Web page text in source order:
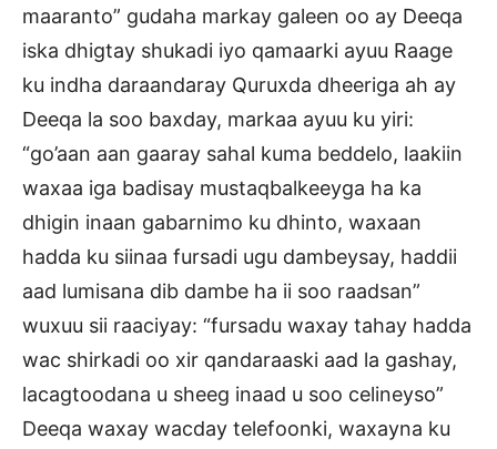
maaranto” gudaha markay galeen oo ay Deeqa
iska dhigtay shukadi iyo qamaarki ayuu Raage
ku indha daraandaray Quruxda dheeriga ah ay
Deeqa la soo baxday, markaa ayuu ku yiri:
“go’aan aan gaaray sahal kuma beddelo, laakiin
waxaa iga badisay mustaqbalkeeyga ha ka
dhigin inaan gabarnimo ku dhinto, waxaan
hadda ku siinaa fursadi ugu dambeysay, haddii
aad lumisana dib dambe ha ii soo raadsan”
wuxuu sii raaciyay: “fursadu waxay tahay hadda
wac shirkadi oo xir qandaraaski aad la gashay,
lacagtoodana u sheeg inaad u soo celineyso”
Deeqa waxay wacday telefoonki, waxayna ku